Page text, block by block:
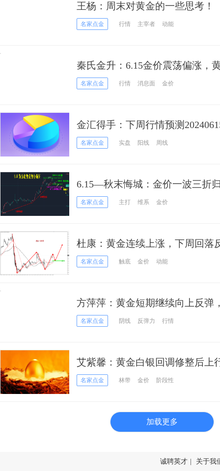
王杨：周末对黄金的一些思考！
名家点金 行情 主宰者 动能
秦氏金升：6.15金价震荡偏涨，
名家点金 行情 消息面 金价
金汇得手：下周行情预测
名家点金 实盘 阳线 周线
6.15—秋末悔城：金价一波三折
期！
名家点金 主打 维系 金价
杜康：黄金连续上涨，下周回落
名家点金 触底 金价 动能
方萍萍：黄金短期继续向上反弹
名家点金 阴线 反弹力 行情
艾紫馨：黄金白银回调修整后
落名家点金 林带 金价 阶段性
加载更多
诚聘英才 关于我